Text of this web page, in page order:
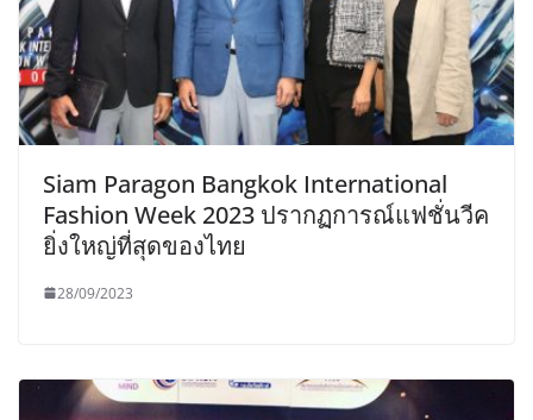
Siam Paragon Bangkok International
Fashion Week 2023 ปรากฏการณ์แฟชั่นวีค
ยิ่งใหญ่ที่สุดของไทย
28/09/2023